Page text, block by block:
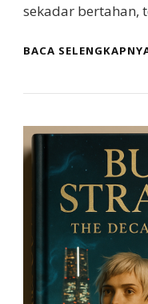
sekadar bertahan,
BACA